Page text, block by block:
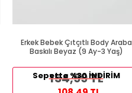
Erkek Bebek Çıtçıtlı Body Araba
Baskılı Beyaz (9 Ay-3 Yaş)
154,99 TL
Sepette %30 İNDİRİM